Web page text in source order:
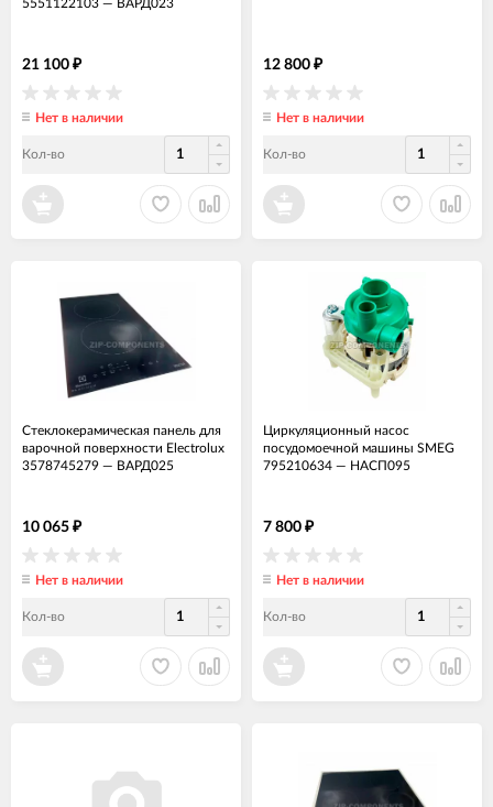
5551122103 — ВАРД023
21 100 ₽
Нет в наличии
Кол-во
12 800 ₽
Нет в наличии
Кол-во
Стеклокерамическая панель для
варочной поверхности Electrolux
3578745279 — ВАРД025
10 065 ₽
Нет в наличии
Кол-во
Циркуляционный насос
посудомоечной машины SMEG
795210634 — НАСП095
7 800 ₽
Нет в наличии
Кол-во